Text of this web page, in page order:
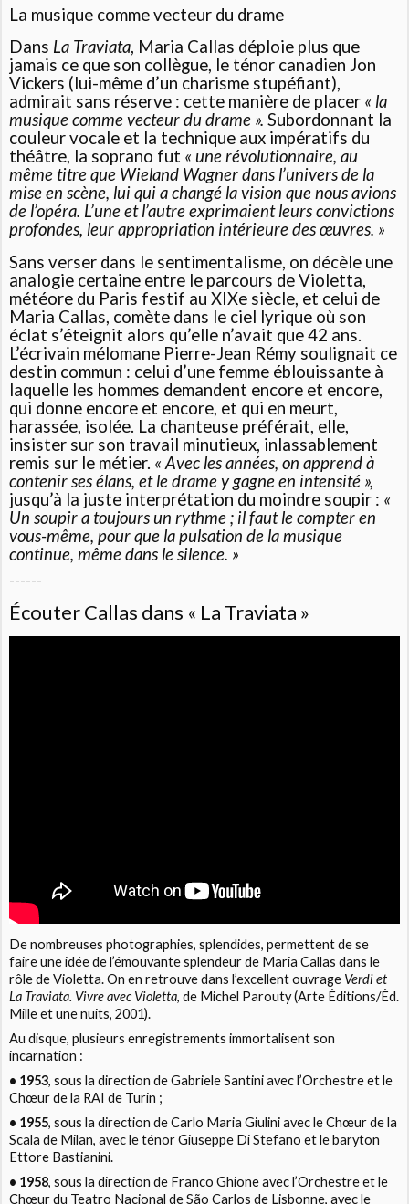
La musique comme vecteur du drame
Dans La Traviata, Maria Callas déploie plus que
jamais ce que son collègue, le ténor canadien Jon
Vickers (lui-même d’un charisme stupéfiant),
admirait sans réserve : cette manière de placer « la
musique comme vecteur du drame ».Subordonnant la
couleur vocale et la technique aux impératifs du
théâtre, la soprano fut « une révolutionnaire, au
même titre que Wieland Wagner dans l’univers de la
mise en scène, lui qui a changé la vision que nous avions
de l’opéra. L’une et l’autre exprimaient leurs convictions
profondes, leur appropriation intérieure des œuvres. »
Sans verser dans le sentimentalisme, on décèle une
analogie certaine entre le parcours de Violetta,
météore du Paris festif au XIXe siècle, et celui de
Maria Callas, comète dans le ciel lyrique où son
éclat s’éteignit alors qu’elle n’avait que 42 ans.
L’écrivain mélomane Pierre-Jean Rémy soulignait ce
destin commun : celui d’une femme éblouissante à
laquelle les hommes demandent encore et encore,
qui donne encore et encore, et qui en meurt,
harassée, isolée. La chanteuse préférait, elle,
insister sur son travail minutieux, inlassablement
remis sur le métier. « Avec les années, on apprend à
contenir ses élans, et le drame y gagne en intensité »,
jusqu’à la juste interprétation du moindre soupir : «
Un soupir a toujours un rythme ; il faut le compter en
vous-même, pour que la pulsation de la musique
continue, même dans le silence. »
------
Écouter Callas dans « La Traviata »
De nombreuses photographies, splendides, permettent de se
faire une idée de l’émouvante splendeur de Maria Callas dans le
rôle de Violetta. On en retrouve dans l’excellent ouvrage Verdi et
La Traviata. Vivre avec Violetta, de Michel Parouty (Arte Éditions/Éd.
Mille et une nuits, 2001).
Au disque, plusieurs enregistrements immortalisent son
incarnation :
• 1953, sous la direction de Gabriele Santini avec l’Orchestre et le
Chœur de la RAI de Turin ;
• 1955, sous la direction de Carlo Maria Giulini avec le Chœur de la
Scala de Milan, avec le ténor Giuseppe Di Stefano et le baryton
Ettore Bastianini.
• 1958, sous la direction de Franco Ghione avec l’Orchestre et le
Chœur du Teatro Nacional de São Carlos de Lisbonne, avec le